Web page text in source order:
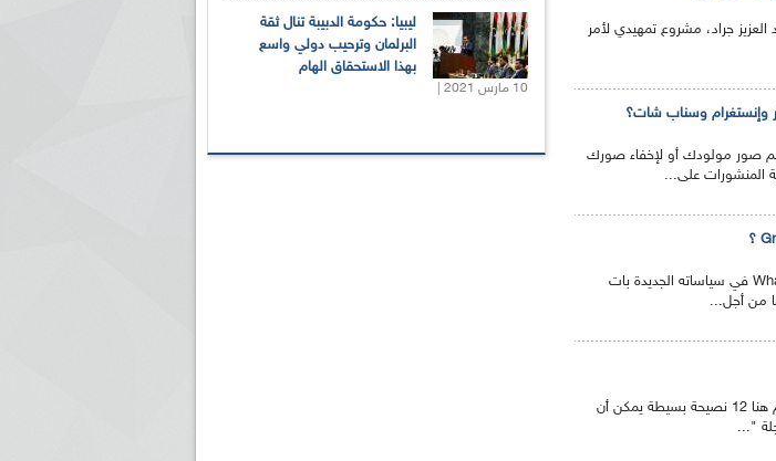
العزيز جراد، مشروع تمهيدي لأمر
وإنستغرام وسناب شات؟
صور مولودك أو لإخفاء صورك
على...
بعد انتهاكات الخصوصية الصريحة التي أعلن عنها تطبيق WhatsApp في سياساته الجديدة بات
من أجل...
في ظل انتشار وباء كورونا، قد يخشى الناس من العدوى. ونقدم هنا 12 نصيحة بسيطة يمكن أن
"...
ليبيا: حكومة الدبيبة تنال ثقة
البرلمان وترحيب دولي واسع
بهذا الاستحقاق الهام
10 مارس 2021 |